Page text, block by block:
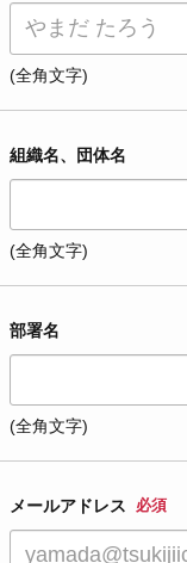
(全角文字)
組織名、団体名
(全角文字)
部署名
(全角文字)
メールアドレス 必須